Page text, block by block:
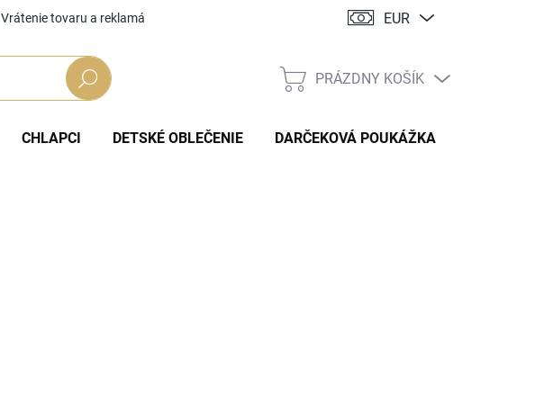
Vrátenie tovaru a reklamácia EUR
Hľadať
NÁKUPNÝ
PRÁZDNY KOŠÍK
CHLAPCI DETSKÉ OBLEČENIE DARČEKOVÁ POUKÁŽKA